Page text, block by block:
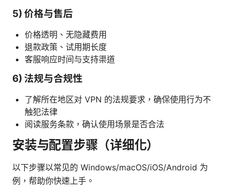
5) 价格与售后
价格透明、无隐藏费用
退款政策、试用期长度
客服响应时间与支持渠道
6) 法规与合规性
了解所在地区对 VPN 的法规要求，确保使用行为不
触犯法律
阅读服务条款，确认使用场景是否合法
安装与配置步骤（详细化）
以下步骤以常见的 Windows/macOS/iOS/Android 为
例，帮助你快速上手。